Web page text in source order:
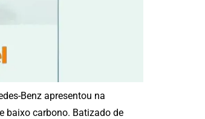
Benz apresentou na
baixo carbono. Batizado de